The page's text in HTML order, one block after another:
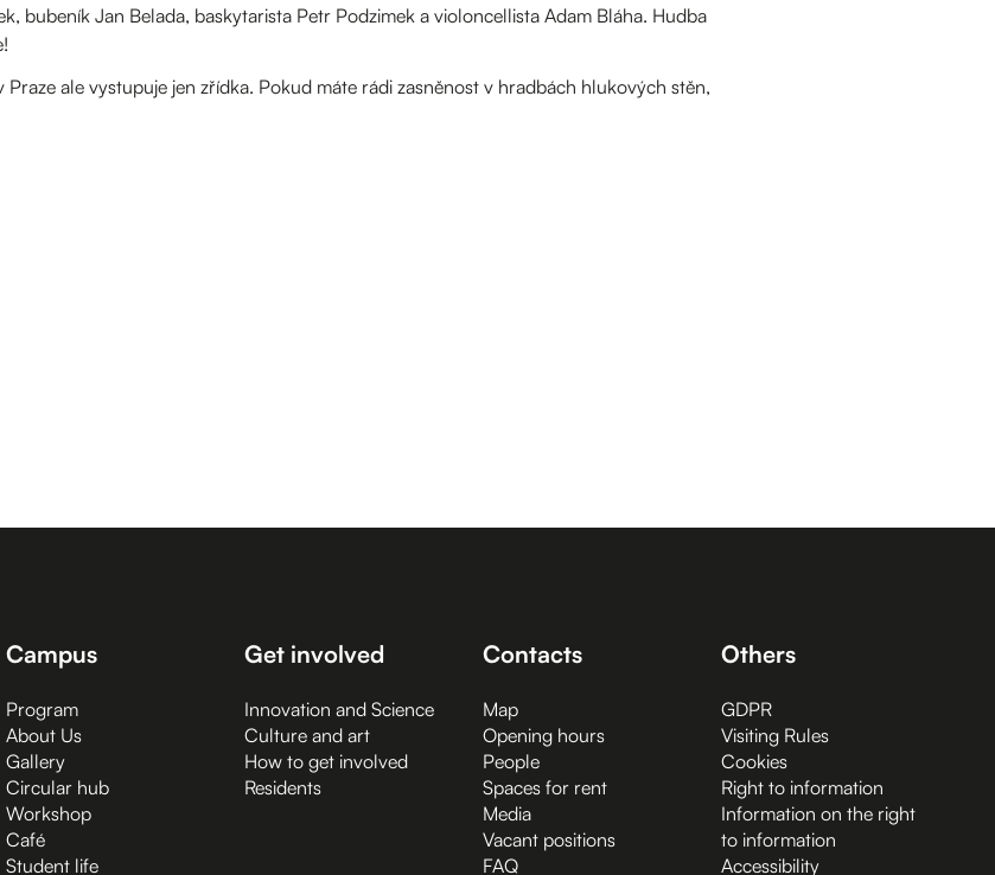
bubeník Jan Belada, baskytarista Petr Podzimek a violoncellista Adam Bláha. Hudba
ale vystupuje jen zřídka. Pokud máte rádi zasněnost v hradbách hlukových stěn,
Campus
Program
About Us
Gallery
Circular hub
Workshop
Café
Student life
Get involved
Innovation and Science
Culture and art
How to get involved
Residents
Contacts
Map
Opening hours
People
Spaces for rent
Media
Vacant positions
FAQ
Others
GDPR
Visiting Rules
Cookies
Right to information
Information on the right
to information
Accessibility